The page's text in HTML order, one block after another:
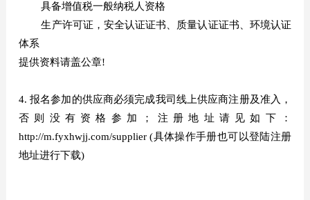
具备增值税一般纳税人资格
生产许可证，安全认证证书、质量认证证书、环境认证
体系
提供资料请盖公章!
4. 报名参加的供应商必须完成我司线上供应商注册及准入，
否则没有资格参加；注册地址请见如下：
http://m.fyxhwjj.com/supplier (具体操作手册也可以登陆注册
地址进行下载)